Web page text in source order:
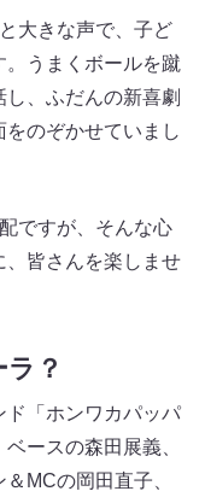
大きな声で、子ど
。うまくボールを蹴
、ふだんの新喜劇
のぞかせていまし
ですが、そんな心
、皆さんを楽しませ
？
ド「ホンワカパッパ
ースの森田展義、
MCの岡田直子、